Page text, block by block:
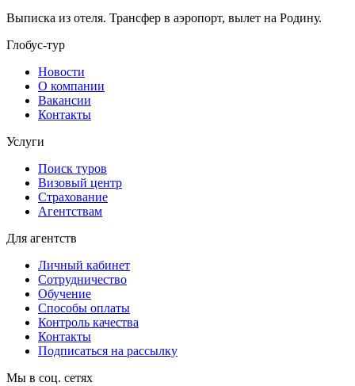
Выписка из отеля. Трансфер в аэропорт, вылет на Родину.
Глобус-тур
Новости
О компании
Вакансии
Контакты
Услуги
Поиск туров
Визовый центр
Страхование
Агентствам
Для агентств
Личный кабинет
Сотрудничество
Обучение
Способы оплаты
Контроль качества
Контакты
Подписаться на рассылку
Мы в соц. сетях